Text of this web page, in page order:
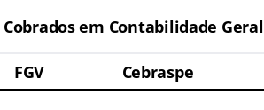
em Contabilidade Geral
FGV Cebraspe